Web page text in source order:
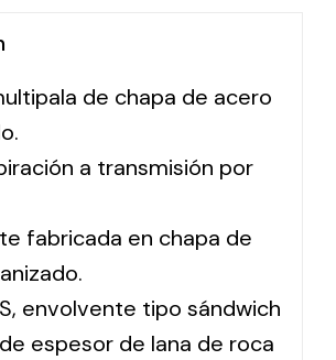
de chapa de acero
a transmisión por
fabricada en chapa de
envolvente tipo sándwich
espesor de lana de roca